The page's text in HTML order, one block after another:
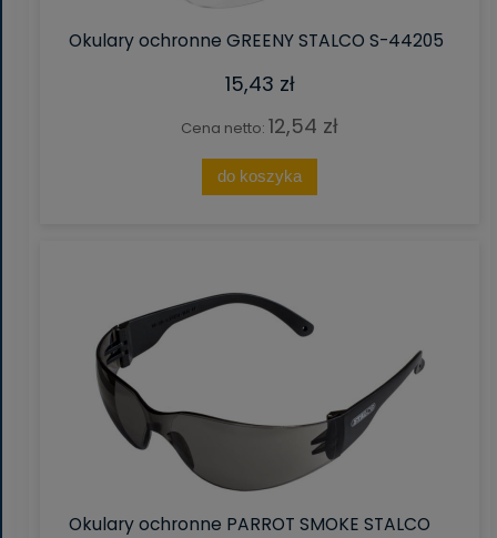
Okulary ochronne GREENY STALCO S-44205
15,43 zł
Cena netto: 12,54 zł
do koszyka
Okulary ochronne PARROT SMOKE STALCO